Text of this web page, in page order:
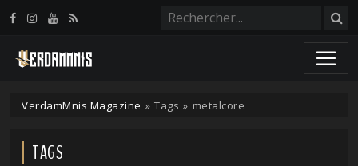
VerdamMnis Magazine » Tags » metalcore
TAGS
Panneau de gestion des cookies